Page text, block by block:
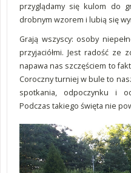
przyglądamy się kulom do
drobnym wzorem i lubią się
Grają wszyscy: osoby
przyjaciółmi. Jest radość ze
napawa nas szczęściem to
Coroczny turniej w bule to
spotkania, odpoczynku i
Podczas takiego święta nie